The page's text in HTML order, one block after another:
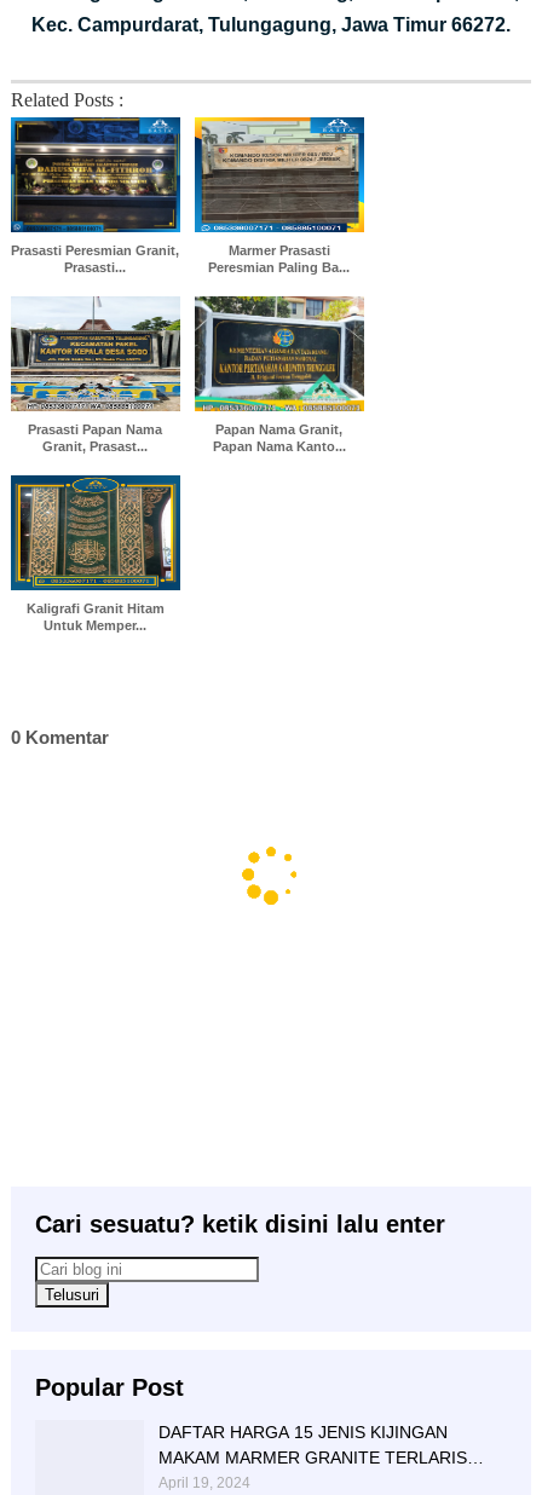
Kec. Campurdarat, Tulungagung, Jawa Timur 66272.
Related Posts :
Prasasti Peresmian Granit,
Prasasti...
Marmer Prasasti
Peresmian Paling Ba...
Prasasti Papan Nama
Granit, Prasast...
Papan Nama Granit,
Papan Nama Kanto...
Kaligrafi Granit Hitam
Untuk Memper...
0 Komentar
Cari sesuatu? ketik disini lalu enter
Popular Post
DAFTAR HARGA 15 JENIS KIJINGAN
MAKAM MARMER GRANITE TERLARIS
BERIKUT NISAN NYA
April 19, 2024